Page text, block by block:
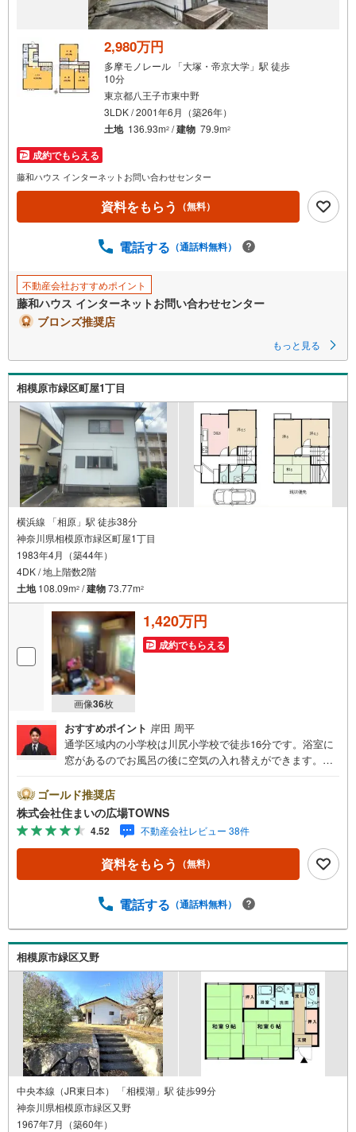
2,980万円
多摩モノレール 「大塚・帝京大学」駅 徒歩
10分
東京都八王子市東中野
3LDK / 2001年6月（築26年）
土地 136.93m2 /建物 79.9m2
成約でもらえる
藤和ハウス インターネットお問い合わせセンター
資料をもらう （無料）
電話する （通話料無料）
不動産会社おすすめポイント
藤和ハウス インターネットお問い合わせセンター
ブロンズ推奨店
もっと見る
相模原市緑区町屋1丁目
横浜線 「相原」駅 徒歩38分
神奈川県相模原市緑区町屋1丁目
1983年4月（築44年）
4DK / 地上階数2階
土地108.09m2 /建物73.77m2
画像36枚
1,420万円
成約でもらえる
おすすめポイント 岸田 周平
通学区域内の小学校は川尻小学校で徒歩16分です。浴室に
窓があるのでお風呂の後に空気の入れ替えができます。建
ことができます。電車も2路線が利用圏内にあるので、通勤
通学にも便利です。こちらの物件は閑静な住宅地にありま
す。家族でくつろぐのに、リビングでもよいですが、和室
というのも粋ではないでしょうか。子供ものびのびと生活
することが出来る、間取の4DKの物件です。【年中無休/9:0
0～21:00】人気物件は特にお問い合わせが集中するため、
よりご予約頂くとご見学がスムーズです。■その他、各種ご
ンのシミュレーション■住まいの広場TOWNSからお客様へ
経験豊富なスタッフが親身になってお客様に合った物件を
ご紹介させて頂きます！ /他社様掲載物件も併せてご紹介可
能ですのでお気軽にお問い合わせ下さい♪駐車場もござい
ますので、お車でのお越しも大歓迎です！
ゴールド推奨店
株式会社住まいの広場TOWNS
4.52 不動産会社レビュー 38件
資料をもらう （無料）
電話する （通話料無料）
相模原市緑区又野
中央本線（JR東日本） 「相模湖」駅 徒歩99分
神奈川県相模原市緑区又野
1967年7月（築60年）